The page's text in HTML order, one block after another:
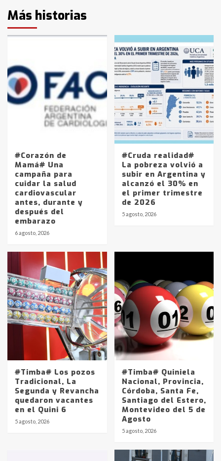
Más historias
#Corazón de
Mamá# Una
campaña para
cuidar la salud
cardiovascular
antes, durante y
después del
embarazo
6 agosto, 2026
#Cruda realidad#
La pobreza volvió a
subir en Argentina y
alcanzó el 30% en
el primer trimestre
de 2026
5 agosto, 2026
#Timba# Los pozos
Tradicional, La
Segunda y Revancha
quedaron vacantes
en el Quini 6
5 agosto, 2026
#Timba# Quiniela
Nacional, Provincia,
Córdoba, Santa Fe,
Santiago del Estero,
Montevideo del 5 de
Agosto
5 agosto, 2026
Identidad de los adolescentes
pampeanos que fueron
en la mañana del lunes